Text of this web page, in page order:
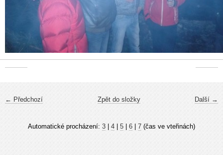
← Předchozí Další →
Zpět do složky
Automatické procházení: 3 4 5 6 7 (čas ve vteřinách)